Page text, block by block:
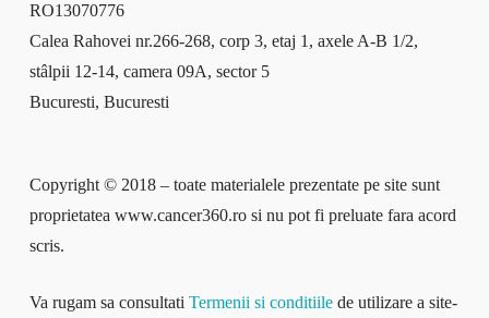
RO13070776
Calea Rahovei nr.266-268, corp 3, etaj 1, axele A-B 1/2,
stâlpii 12-14, camera 09A, sector 5
Bucuresti, Bucuresti
Copyright © 2018 – toate materialele prezentate pe site sunt
proprietatea www.cancer360.ro si nu pot fi preluate fara acord
scris.
Va rugam sa consultati Termenii si conditiilede utilizare a site-